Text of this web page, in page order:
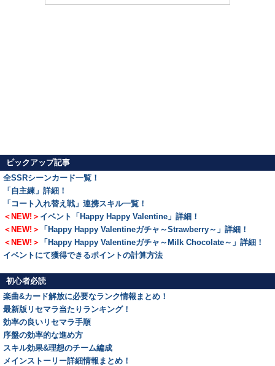
ピックアップ記事
全SSRシーンカード一覧！
「自主練」詳細！
「コート入れ替え戦」連携スキル一覧！
＜NEW!＞ イベント「Happy Happy Valentine」詳細！
＜NEW!＞
「Happy Happy Valentineガチャ～Strawberry～」詳細！
＜NEW!＞
「Happy Happy Valentineガチャ～Milk Chocolate～」詳細！
イベントにて獲得できるポイントの計算方法
初心者必読
楽曲&カード解放に必要なランク情報まとめ！
最新版リセマラ当たりランキング！
効率の良いリセマラ手順
序盤の効率的な進め方
スキル効果&理想のチーム編成
メインストーリー詳細情報まとめ！